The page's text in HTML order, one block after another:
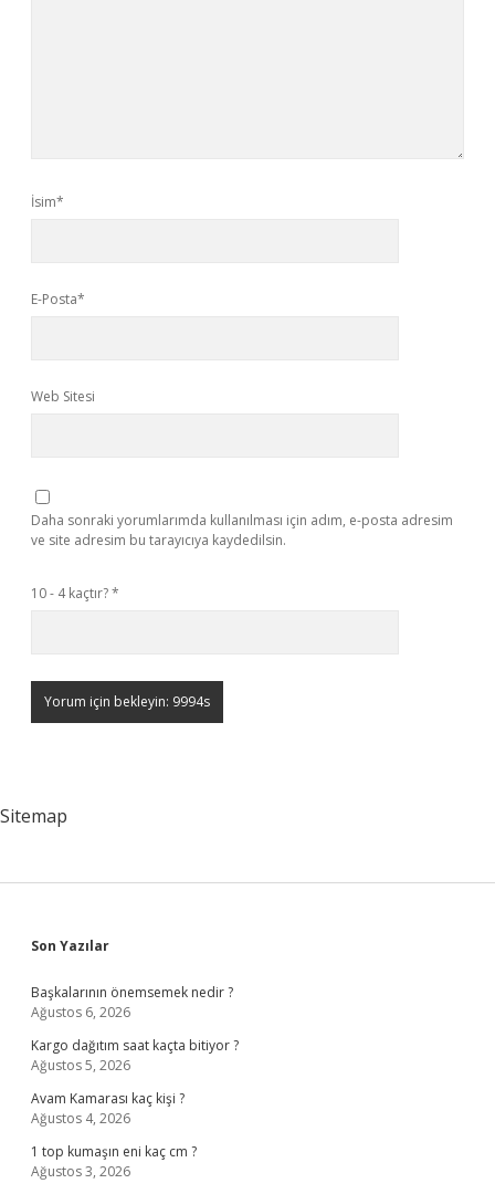
İsim*
E-Posta*
Web Sitesi
Daha sonraki yorumlarımda kullanılması için adım, e-posta adresim
ve site adresim bu tarayıcıya kaydedilsin.
10 - 4 kaçtır?*
Sitemap
Sidebar
Son Yazılar
Başkalarının önemsemek nedir ?
Ağustos 6, 2026
Kargo dağıtım saat kaçta bitiyor ?
Ağustos 5, 2026
Avam Kamarası kaç kişi ?
Ağustos 4, 2026
1 top kumaşın eni kaç cm ?
Ağustos 3, 2026